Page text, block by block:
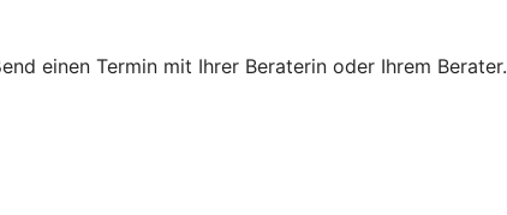
einen Termin mit Ihrer Beraterin oder Ihrem Berater.